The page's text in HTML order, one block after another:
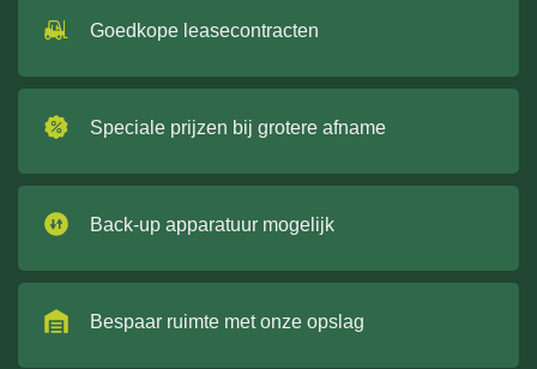
Goedkope leasecontracten
Speciale prijzen bij grotere afname
Back-up apparatuur mogelijk
Bespaar ruimte met onze opslag